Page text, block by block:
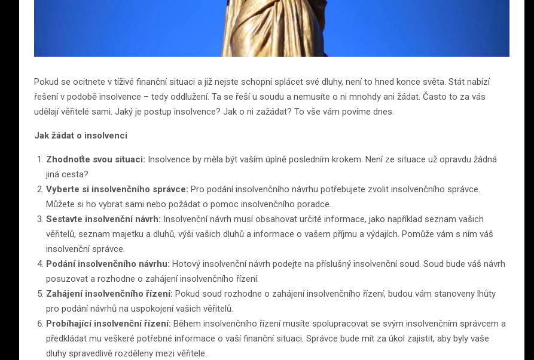
Pokud se ocitnete v tíživé finanční situaci a již nejste schopní splácet své dluhy, není to hned konce světa. Stát nabízí
řešení v podobě insolvence – tedy oddlužení. Ta se řeší u soudu a nemusíte o ni mnohdy ani žádat. Často to za vás
udělají věřitelé sami. Jaký je postup insolvence? Jak o ni zažádat? To vše vám povíme dnes.
Jak žádat o insolvenci
Zhodnoťte svou situaci: Insolvence by měla být vaším úplně posledním krokem. Není ze situace už opravdu žádná
jiná cesta?
Vyberte si insolvenčního správce: Pro podání insolvenčního návrhu potřebujete zvolit insolvenčního správce.
Můžete si ho vybrat sami nebo požádat o pomoc insolvenčního poradce.
Sestavte insolvenční návrh: Insolvenční návrh musí obsahovat určité informace, jako například seznam vašich
věřitelů, seznam majetku a dluhů, výši vašich dluhů a informace o vašem příjmu a výdajích. Pomůže vám s ním váš
insolvenční správce.
Podání insolvenčního návrhu: Hotový insolvenční návrh podejte na příslušný insolvenční soud. Soud bude váš návrh
posuzovat a rozhodne o zahájení insolvenčního řízení.
Zahájení insolvenčního řízení: Pokud soud rozhodne o zahájení insolvenčního řízení, budou vám stanoveny lhůty
pro podání návrhů na uspokojení vašich věřitelů.
Probíhající insolvenční řízení: Během insolvenčního řízení musíte spolupracovat se svým insolvenčním správcem a
předkládat mu veškeré potřebné informace o vaší finanční situaci. Správce bude mít za úkol zajistit, aby byly vaše
dluhy spravedlivě rozděleny mezi věřitele.